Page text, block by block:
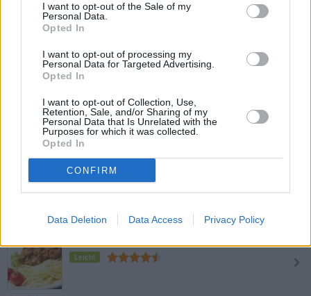
I want to opt-out of the Sale of my
Personal Data.
Opted In
I want to opt-out of processing my
Personal Data for Targeted Advertising.
Opted In
I want to opt-out of Collection, Use,
Retention, Sale, and/or Sharing of my
Personal Data that Is Unrelated with the
Purposes for which it was collected.
Opted In
CONFIRM
Data Deletion Data Access Privacy Policy
Leicht
Spaghetti alla Carbonara
Leicht
Spaghetti mit Pistazien-Pesto
Leicht
Spaghetti mit Karfiol
Leicht
Leicht